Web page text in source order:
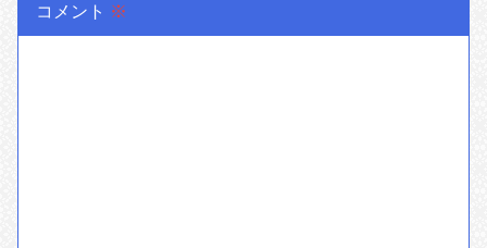
コメント ※